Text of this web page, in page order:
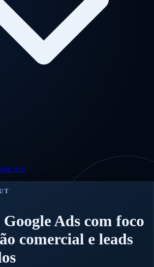
Ads
Google Ads com foco
comercial e leads